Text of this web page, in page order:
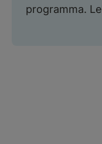
programma.